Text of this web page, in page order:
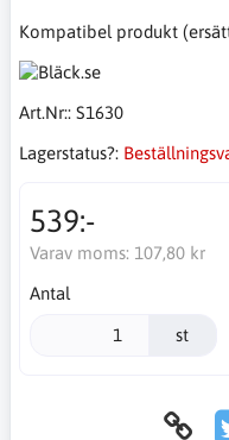
Kompatibel produkt
Art.Nr:: S1630
Lagerstatus?:
539:-
Varav moms: 107,80 kr
Antal
st